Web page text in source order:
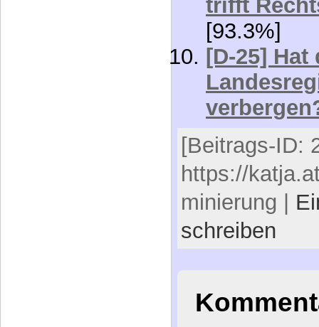
trifft
[93.3%]
[D-25] Hat
[Beitrags-ID:
https://
minierung |
schreiben